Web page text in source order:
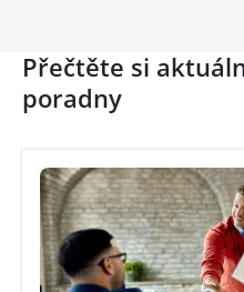
Přečtěte si
poradny